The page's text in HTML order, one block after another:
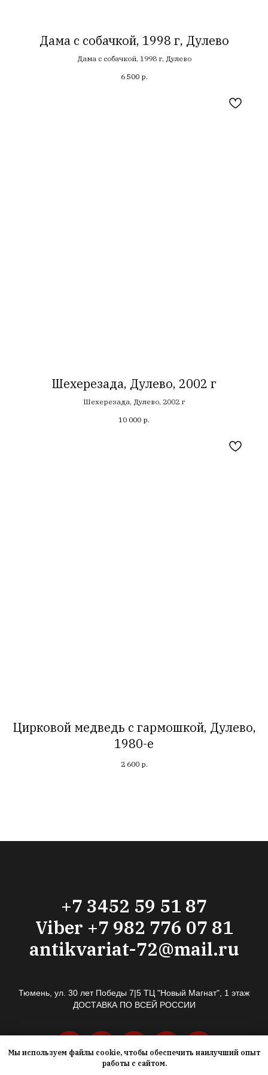
Дама с собачкой, 1998 г, Дулево
Дама с собачкой, 1998 г, Дулево
6 500 р.
Шехерезада, Дулево, 2002 г
Шехерезада, Дулево, 2002 г
10 000 р.
Цирковой медведь с гармошкой, Дулево,
1980-е
2 600 р.
+7 3452 59 51 87
Viber +7 982 776 07 81
antikvariat-72@mail.ru
Тюмень, ул. 30 лет Победы 7|5 ТЦ "Новый Магнат", 1 этаж
ДОСТАВКА ПО ВСЕЙ РОССИИ
Мы используем файлы cookie, чтобы обеспечить наилучший опыт
работы с сайтом.